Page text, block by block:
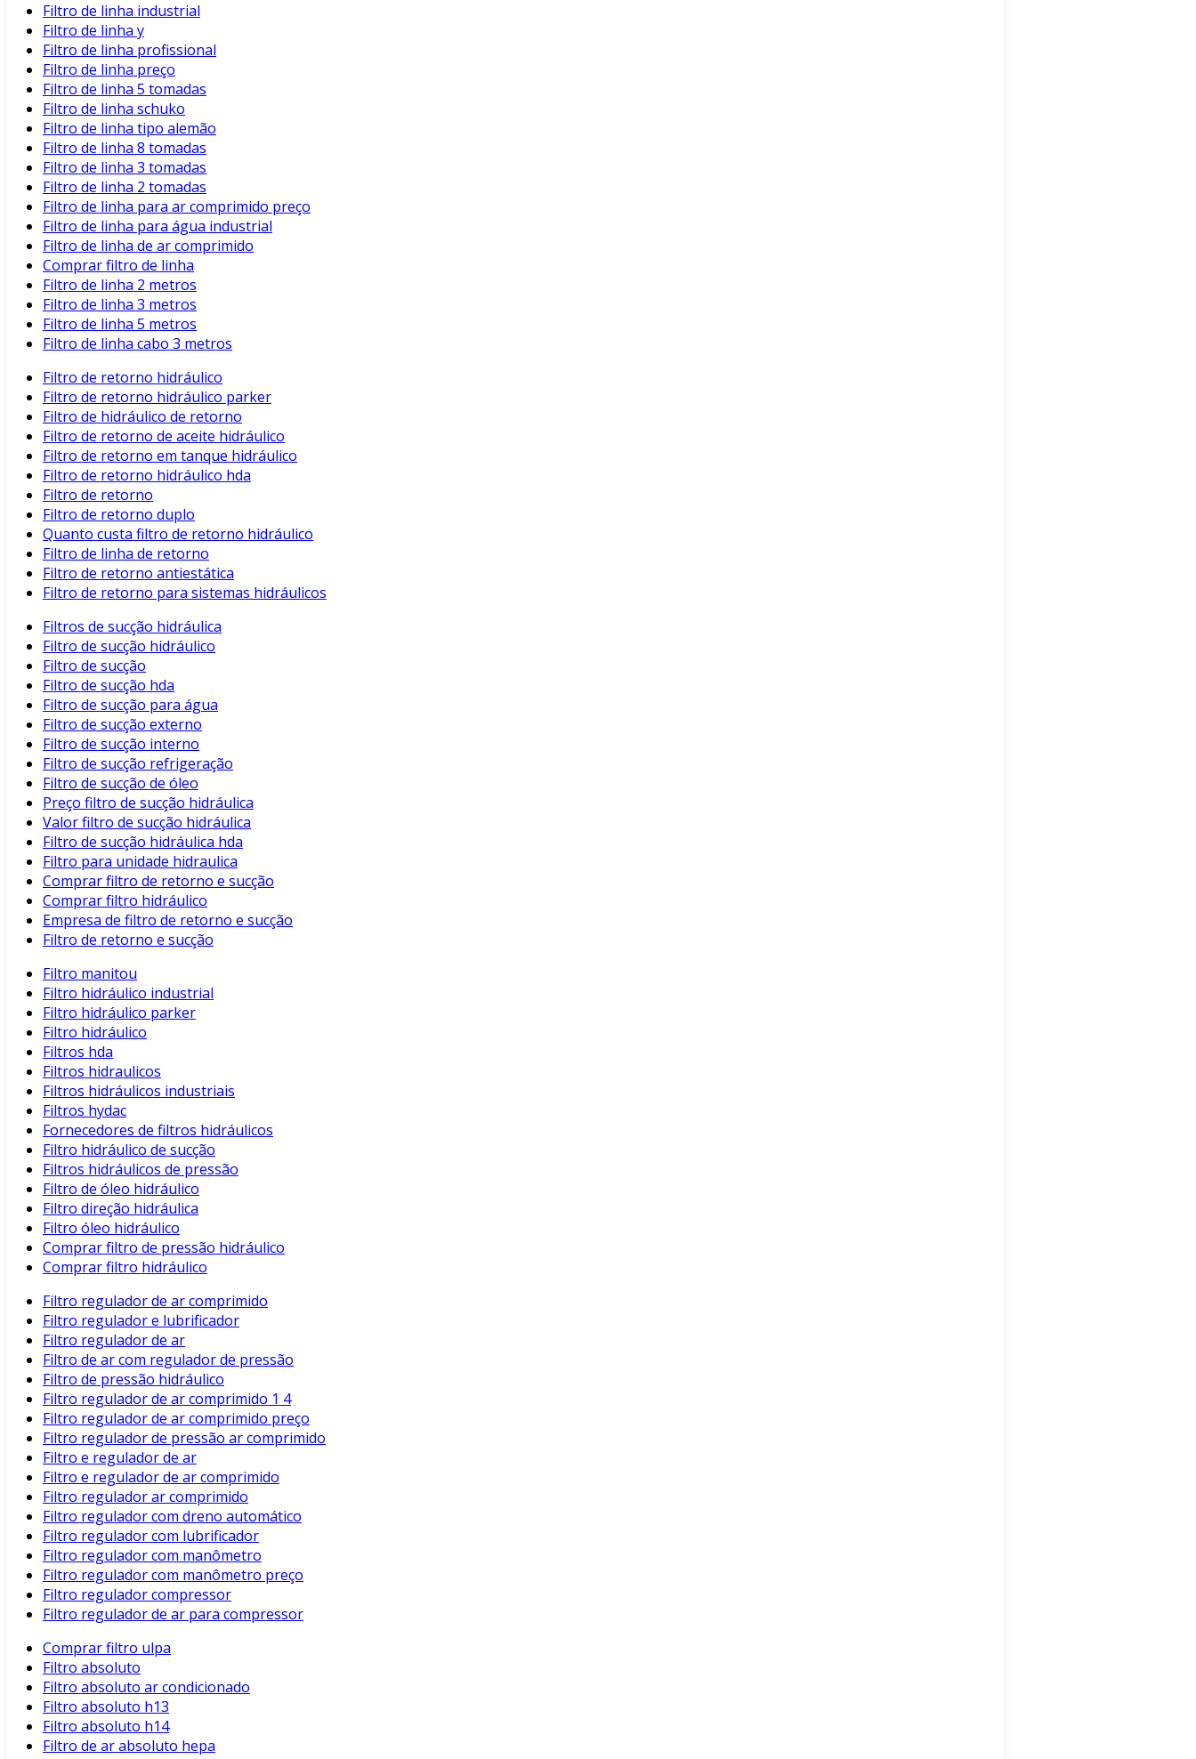
Filtro de linha industrial
Filtro de linha y
Filtro de linha profissional
Filtro de linha preço
Filtro de linha 5 tomadas
Filtro de linha schuko
Filtro de linha tipo alemão
Filtro de linha 8 tomadas
Filtro de linha 3 tomadas
Filtro de linha 2 tomadas
Filtro de linha para ar comprimido preço
Filtro de linha para água industrial
Filtro de linha de ar comprimido
Comprar filtro de linha
Filtro de linha 2 metros
Filtro de linha 3 metros
Filtro de linha 5 metros
Filtro de linha cabo 3 metros
Filtro de retorno hidráulico
Filtro de retorno hidráulico parker
Filtro de hidráulico de retorno
Filtro de retorno de aceite hidráulico
Filtro de retorno em tanque hidráulico
Filtro de retorno hidráulico hda
Filtro de retorno
Filtro de retorno duplo
Quanto custa filtro de retorno hidráulico
Filtro de linha de retorno
Filtro de retorno antiestática
Filtro de retorno para sistemas hidráulicos
Filtros de sucção hidráulica
Filtro de sucção hidráulico
Filtro de sucção
Filtro de sucção hda
Filtro de sucção para água
Filtro de sucção externo
Filtro de sucção interno
Filtro de sucção refrigeração
Filtro de sucção de óleo
Preço filtro de sucção hidráulica
Valor filtro de sucção hidráulica
Filtro de sucção hidráulica hda
Filtro para unidade hidraulica
Comprar filtro de retorno e sucção
Comprar filtro hidráulico
Empresa de filtro de retorno e sucção
Filtro de retorno e sucção
Filtro manitou
Filtro hidráulico industrial
Filtro hidráulico parker
Filtro hidráulico
Filtros hda
Filtros hidraulicos
Filtros hidráulicos industriais
Filtros hydac
Fornecedores de filtros hidráulicos
Filtro hidráulico de sucção
Filtros hidráulicos de pressão
Filtro de óleo hidráulico
Filtro direção hidráulica
Filtro óleo hidráulico
Comprar filtro de pressão hidráulico
Comprar filtro hidráulico
Filtro regulador de ar comprimido
Filtro regulador e lubrificador
Filtro regulador de ar
Filtro de ar com regulador de pressão
Filtro de pressão hidráulico
Filtro regulador de ar comprimido 1 4
Filtro regulador de ar comprimido preço
Filtro regulador de pressão ar comprimido
Filtro e regulador de ar
Filtro e regulador de ar comprimido
Filtro regulador ar comprimido
Filtro regulador com dreno automático
Filtro regulador com lubrificador
Filtro regulador com manômetro
Filtro regulador com manômetro preço
Filtro regulador compressor
Filtro regulador de ar para compressor
Comprar filtro ulpa
Filtro absoluto
Filtro absoluto ar condicionado
Filtro absoluto h13
Filtro absoluto h14
Filtro de ar absoluto hepa